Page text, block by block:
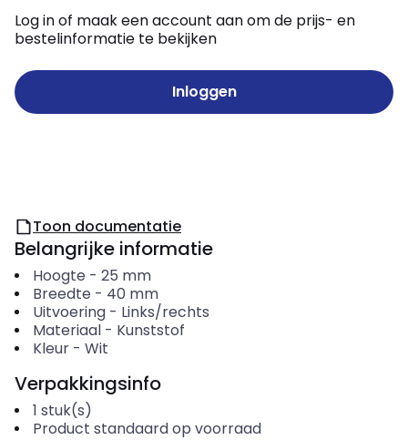
Log in of maak een account aan om de prijs- en
bestelinformatie te bekijken
Inloggen
Toon documentatie
Belangrijke informatie
Hoogte - 25 mm
Breedte - 40 mm
Uitvoering- Links/rechts
Materiaal- Kunststof
Kleur- Wit
Verpakkingsinfo
1 stuk(s)
Product standaard op voorraad